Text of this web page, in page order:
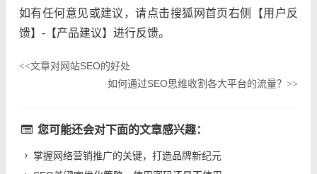
如有任何意见或建议，请点击搜狐网首页右侧【用户反
馈】-【产品建议】进行反馈。
<<文章对网站SEO的好处
如何通过SEO思维收割各大平台的流量？>>
您可能还会对下面的文章感兴趣：
掌握网络营销推广的关键，打造品牌新纪元